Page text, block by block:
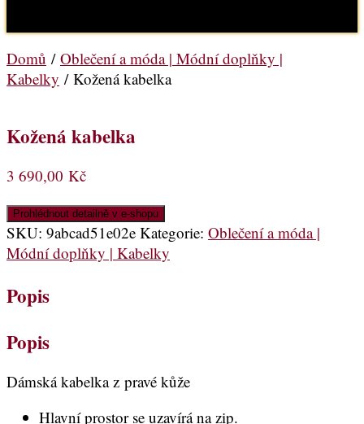
Domů / Oblečení a móda | Módní doplňky |
Kabelky / Kožená kabelka
Kožená kabelka
3 690,00 Kč
Prohlédnout detailně v e-shopu
SKU: 9abcad51e02e Kategorie: Oblečení a móda |
Módní doplňky | Kabelky
Popis
Popis
Dámská kabelka z pravé kůže
Hlavní prostor se uzavírá na zip.